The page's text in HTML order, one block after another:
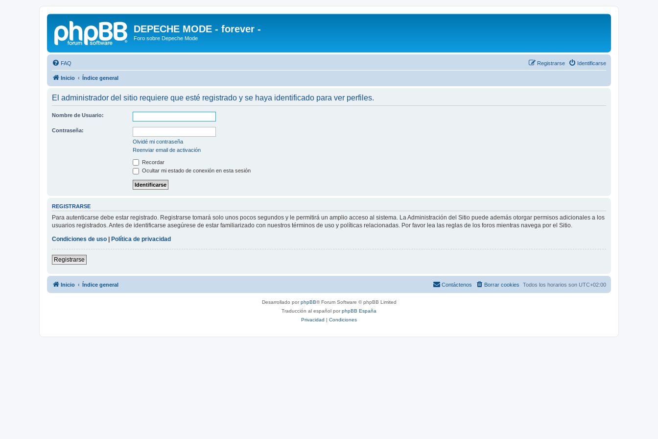
DEPECHE MODE - forever -
Foro sobre Depeche Mode
FAQ Identificarse
Registrarse
Inicio Índice general
El administrador del sitio requiere que esté registrado y se haya identificado para ver perfiles.
Nombre de Usuario:
Contraseña:
Olvidé mi contraseña
Reenviar email de activación
Recordar
Ocultar mi estado de conexión en esta sesión
REGISTRARSE
Para autenticarse debe estar registrado. Registrarse tomará solo unos pocos segundos y le permitirá un amplio acceso al sistema. La Administración del Sitio puede además otorgar permisos adicionales a los
usuarios registrados. Antes de identificarse asegúrese de estar familiarizado con nuestros términos de uso y políticas relacionadas. Por favor lea las reglas de los foros mientras navega por el Sitio.
Condiciones de uso
Política de privacidad
Registrarse
Inicio Índice general Todos los horarios son UTC+02:00
Borrar cookies
Contáctenos
Desarrollado porphpBB® Forum Software © phpBB Limited
Traducción al español porphpBB España
Privacidad | Condiciones